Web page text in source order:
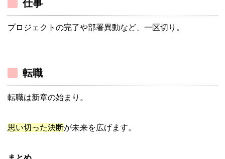
仕事
プロジェクトの完了や部署異動など、一区切り。
転職
転職は新章の始まり。
思い切った決断が未来を広げます。